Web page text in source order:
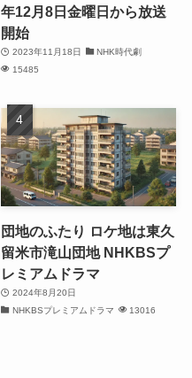
年12月8日金曜日から放送
開始
2023年11月18日
NHK時代劇
15485
団地のふたり ロケ地は東久
留米市滝山団地 NHKBSプ
レミアムドラマ
2024年8月20日
NHKBSプレミアムドラマ
13016